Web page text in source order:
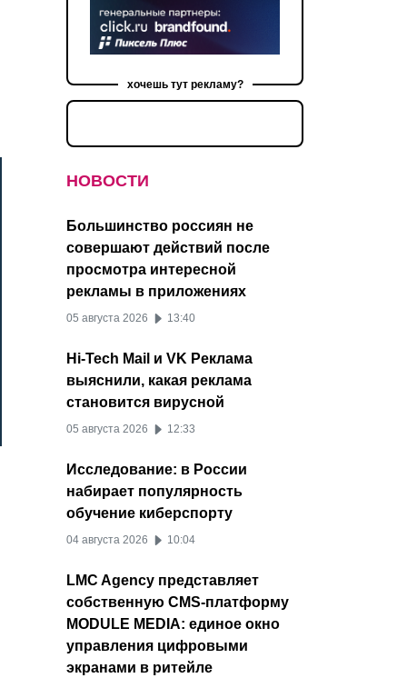
хочешь тут рекламу?
НОВОСТИ
Большинство россиян не
совершают действий после
просмотра интересной
рекламы в приложениях
05 августа 2026 13:40
Hi-Tech Mail и VK Реклама
выяснили, какая реклама
становится вирусной
05 августа 2026 12:33
Исследование: в России
набирает популярность
обучение киберспорту
04 августа 2026 10:04
LMC Agency представляет
собственную CMS-платформу
MODULE MEDIA: единое окно
управления цифровыми
экранами в ритейле